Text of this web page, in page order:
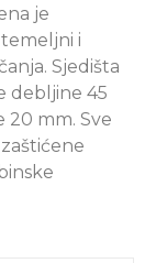
je
i
Sjedišta
debljine 45
20 mm. Sve